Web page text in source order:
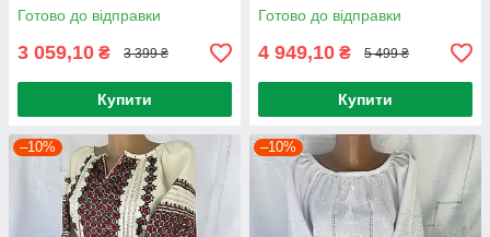
Готово до відправки
3 059,10 ₴ 3 399 ₴
Купити
Готово до відправки
4 949,10 ₴ 5 499 ₴
Купити
–10% –10%